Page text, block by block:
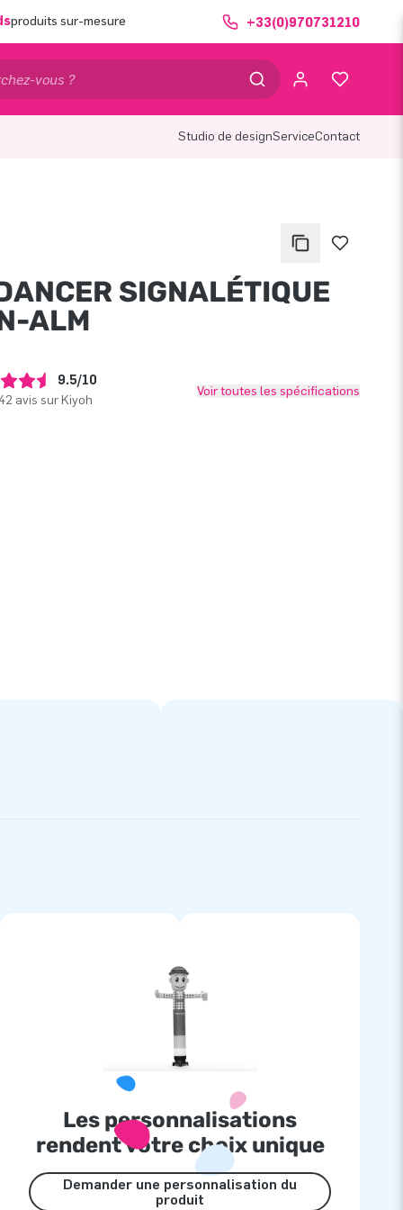
produits sur-mesure +33(0)970731210
Studio de designServiceContact
SIGNALÉTIQUE
ALM
9.5/10
avis sur Kiyoh
Voir toutes les spécifications
Les personnalisations
rendent votre choix unique
Demander une personnalisation du
produit